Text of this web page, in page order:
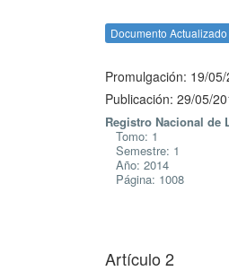
Documento Actualizado
Promulgación: 19/
Publicación: 29/05/
Registro Nacional de
Tomo: 1
Semestre: 1
Año: 2014
Página: 1008
Artículo 2